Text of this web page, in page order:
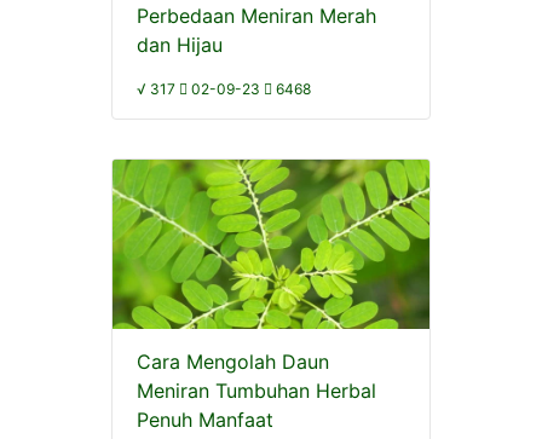
Perbedaan Meniran Merah
dan Hijau
√ 317 02-09-23 6468
Cara Mengolah Daun
Meniran Tumbuhan Herbal
Penuh Manfaat